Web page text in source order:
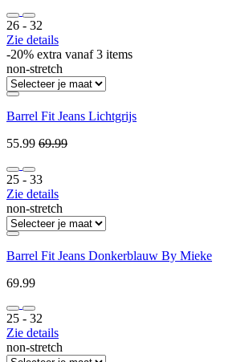
26 ‐ 32
Zie details
-20% extra vanaf 3 items
non-stretch
Barrel Fit Jeans Lichtgrijs
55.99 69.99
25 ‐ 33
Zie details
non-stretch
Barrel Fit Jeans Donkerblauw By Mieke
69.99
25 ‐ 32
Zie details
non-stretch